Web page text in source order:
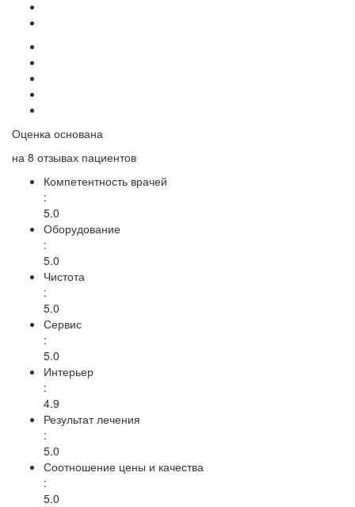
Оценка основана
на 8 отзывах пациентов
Компетентность врачей
:
5.0
Оборудование
:
5.0
Чистота
:
5.0
Сервис
:
5.0
Интерьер
:
4.9
Результат лечения
:
5.0
Соотношение цены и качества
:
5.0